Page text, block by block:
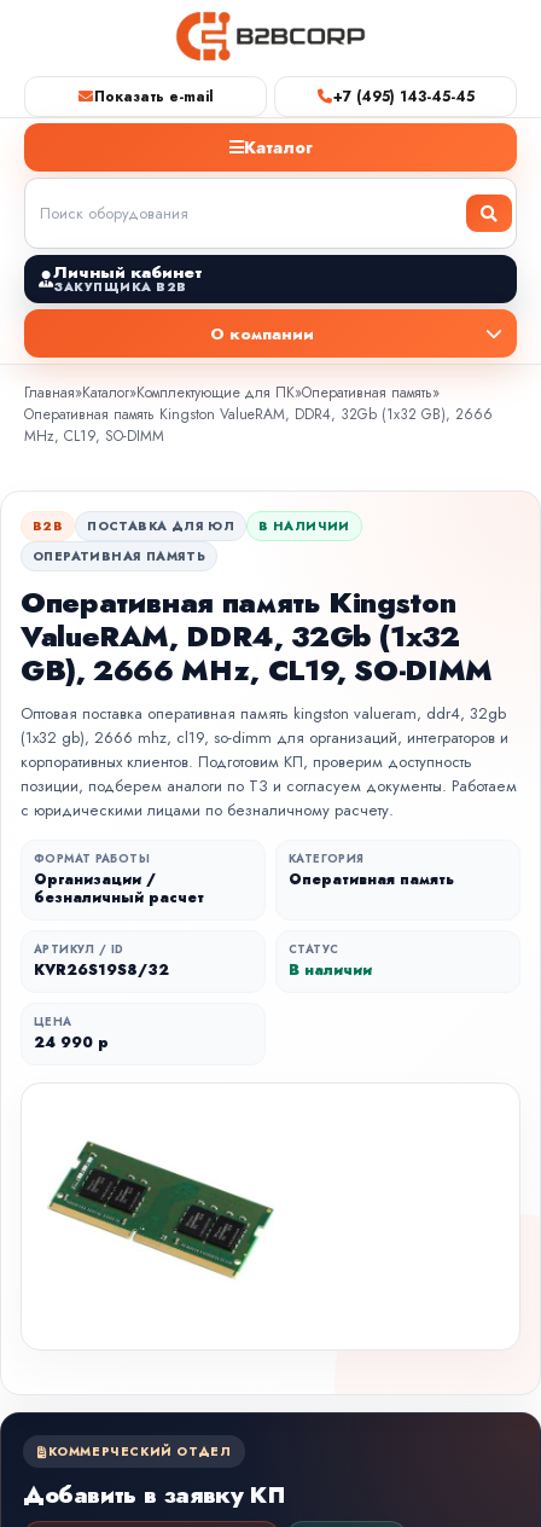
Показать e-mail +7 (495) 143-45-45
Каталог
Личный кабинет
ЗАКУПЩИКА B2B
О компании
Главная»Каталог»Комплектующие для ПК»Оперативная память»
Оперативная память Kingston ValueRAM, DDR4, 32Gb (1x32 GB), 2666
MHz, CL19, SO-DIMM
B2B ПОСТАВКА ДЛЯ ЮЛ
В НАЛИЧИИ
ОПЕРАТИВНАЯ ПАМЯТЬ
Оперативная память Kingston
ValueRAM, DDR4, 32Gb (1x32
GB), 2666 MHz, CL19, SO-DIMM
Оптовая поставка оперативная память kingston valueram, ddr4, 32gb
(1x32 gb), 2666 mhz, cl19, so-dimm для организаций, интеграторов и
корпоративных клиентов. Подготовим КП, проверим доступность
позиции, подберем аналоги по ТЗ и согласуем документы. Работаем
с юридическими лицами по безналичному расчету.
ФОРМАТ РАБОТЫ
Организации /
безналичный расчет
КАТЕГОРИЯ
Оперативная память
АРТИКУЛ / ID
KVR26S19S8/32
СТАТУС
В наличии
ЦЕНА
24 990 р
КОММЕРЧЕСКИЙ ОТДЕЛ
Добавить в заявку КП